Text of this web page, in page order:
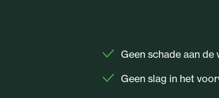
Geen schade aan de
Geen slag in het